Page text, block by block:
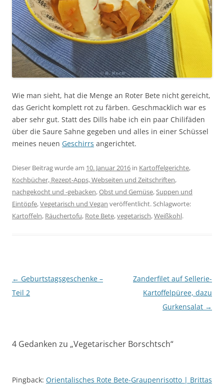
Wie man sieht, hat die Menge an Roter Bete nicht gereicht,
das Gericht komplett rot zu färben. Geschmacklich war es
aber sehr gut. Statt des Dills habe ich ein paar Chilifäden
über die Saure Sahne gegeben und alles in einer Schüssel
meines neuen Geschirrs angerichtet.
Dieser Beitrag wurde am 10. Januar 2016 in Kartoffelgerichte,
Kochbücher, Rezept-Apps, Webseiten und Zeitschriften,
nachgekocht und -gebacken,Obst und Gemüse,Suppen und
Eintöpfe,Vegetarisch und Vegan veröffentlicht. Schlagworte:
Kartoffeln, Räuchertofu, Rote Bete,vegetarisch,Weißkohl.
Beitragsnavigation
← Geburtstagsgeschenke –
Teil 2
Zanderfilet auf Sellerie-
Kartoffelpüree, dazu
Gurkensalat →
4 Gedanken zu „Vegetarischer Borschtsch“
Pingback: Orientalisches Rote Bete-Graupenrisotto | Brittas